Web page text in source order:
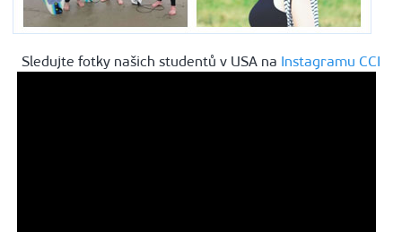
Sledujte fotky našich studentů v USA na Instagramu CCI